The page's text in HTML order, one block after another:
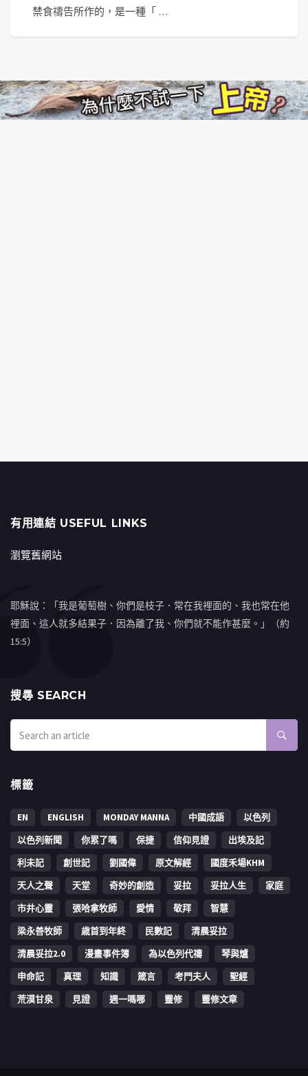
禁食禱告所作的，是一種「 …
有用連結 USEFUL LINKS
瀏覽舊網站
耶穌說：「我是葡萄樹、你們是枝子．常在我裡面的、我也常在他
裡面、這人就多結果子．因為離了我、你們就不能作甚麼。」（約
15:5）
搜㝷 SEARCH
標籤
EN ENGLISH MONDAY MANNA 中國成語
以色列
以色列新聞
你累了嗎 保捷 信仰見證
出埃及記
利未記
創世記 劉國偉 原文解經
國度禾場KHM
天人之聲
天堂 奇妙的創造 妥拉 妥拉人生
家庭
市井心靈
張哈拿牧師 愛情 敬拜
智慧
梁永善牧師
歳首到年終 民數記
清晨妥拉
清晨妥拉2.0
漫畫事件簿 為以色列代禱
琴與爐
申命記
真理 知識 箴言 考門夫人
聖經
荒漠甘泉
見證 週一嗎哪 靈修 靈修文章